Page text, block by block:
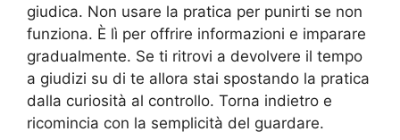
giudica. Non usare la pratica per punirti se non
funziona. È lì per offrire informazioni e imparare
gradualmente. Se ti ritrovi a devolvere il tempo
a giudizi su di te allora stai spostando la pratica
dalla curiosità al controllo. Torna indietro e
ricomincia con la semplicità del guardare.